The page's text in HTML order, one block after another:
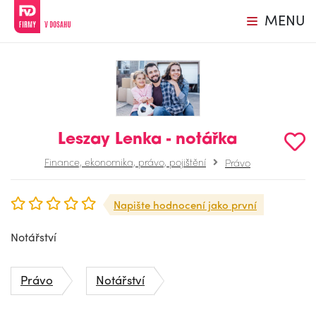
MENU
Leszay Lenka - notářka
Finance, ekonomika, právo, pojištění Právo
Napište hodnocení jako první
Notářství
Právo Notářství